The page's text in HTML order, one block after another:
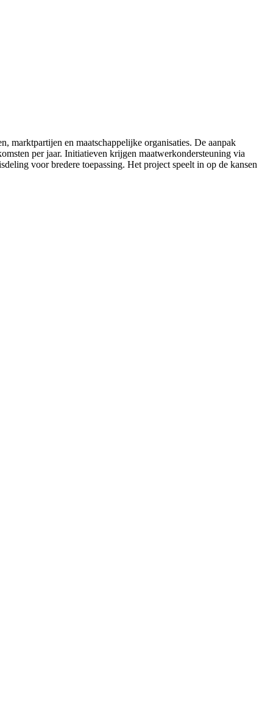
marktpartijen en maatschappelijke organisaties. De aanpak
per jaar. Initiatieven krijgen maatwerkondersteuning via
voor bredere toepassing. Het project speelt in op de kansen